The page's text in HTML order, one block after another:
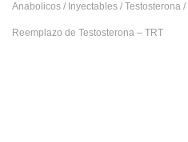
Anabolicos / Inyectables / Testosterona /
Reemplazo de Testosterona – TRT